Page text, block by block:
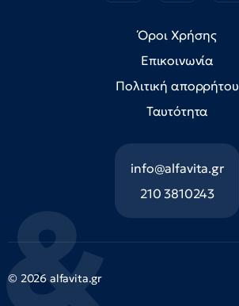
Όροι Χρήσης
Επικοινωνία
Πολιτική απορρήτου
Ταυτότητα
info@alfavita.gr
210 3810243
© 2026 alfavita.gr